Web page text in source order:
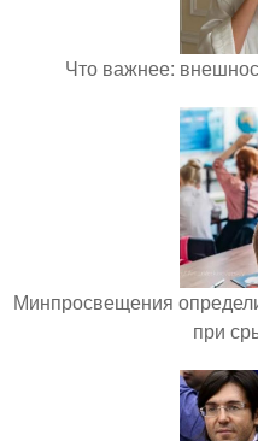
Что важнее:
Минпросвещения
при